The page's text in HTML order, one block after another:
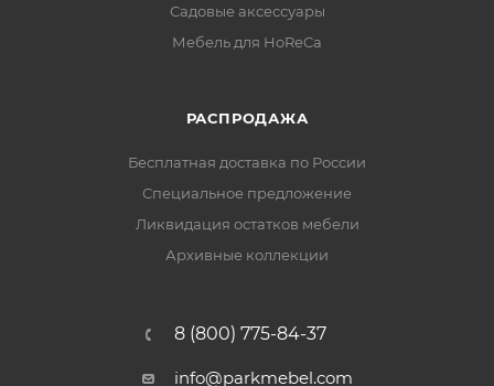
Садовые аксессуары
Мебель для HoReCa
РАСПРОДАЖА
Бесплатная доставка по России
Специальное предложение
Ликвидация остатков мебели
Архивные коллекции
8 (800) 775-84-37
info@parkmebel.com